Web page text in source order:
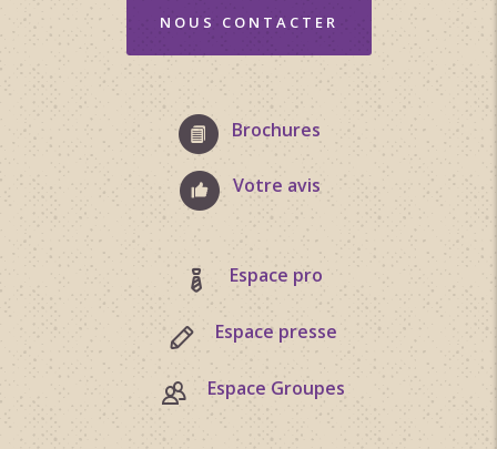
NOUS CONTACTER
Brochures
Votre avis
Espace pro
Espace presse
Espace Groupes